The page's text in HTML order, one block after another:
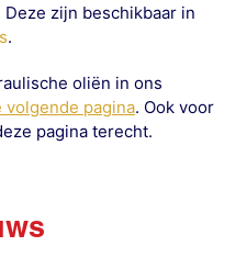
zijn beschikbaar in
.
oliën in ons
volgende pagina. Ook voor
pagina terecht.